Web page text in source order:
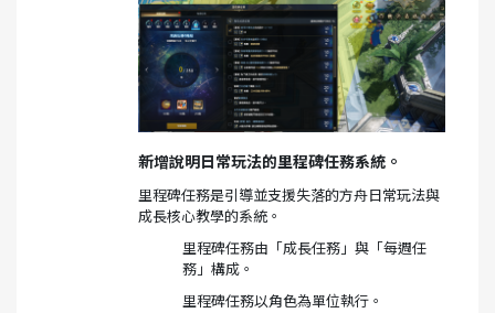
新增說明日常玩法的里程碑任務系統。
里程碑任務是引導並支援失落的方舟日常玩法與
成長核心教學的系統。
里程碑任務由「成長任務」與「每週任
務」構成。
里程碑任務以角色為單位執行。